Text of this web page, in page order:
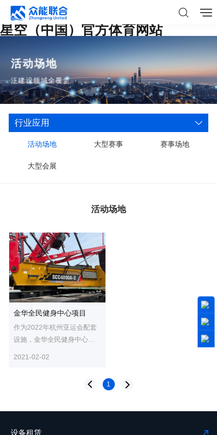
星空（中国）官方体育网站
活动场地
泛建设领域全覆盖
行业应用
活动场地 大型赛事 赛事场地
大型会展
活动场地
金华全民健身中心项目
作为2022年杭州亚运会配套
设施，金华全民健身中心项
2021-02-02
1
设备租赁